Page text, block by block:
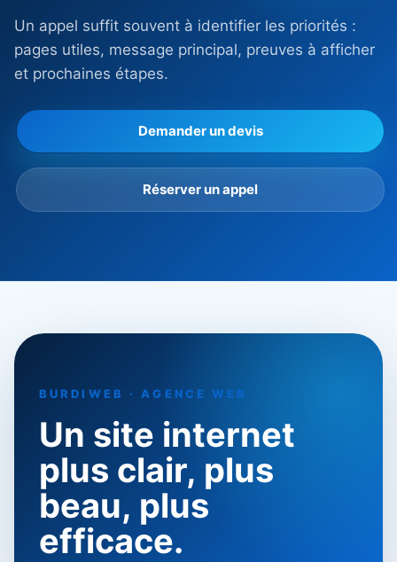
Un appel suffit souvent à identifier les priorités :
pages utiles, message principal, preuves à afficher
et prochaines étapes.
Demander un devis
Réserver un appel
BURDIWEB · AGENCE WEB
Un site internet
plus clair, plus
beau, plus
efficace.